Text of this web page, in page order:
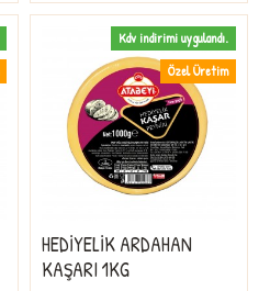
Özel Üretim
Kdv indirimi uygulandı.
HEDİYELİK ARDAHAN
KAŞARI 1KG